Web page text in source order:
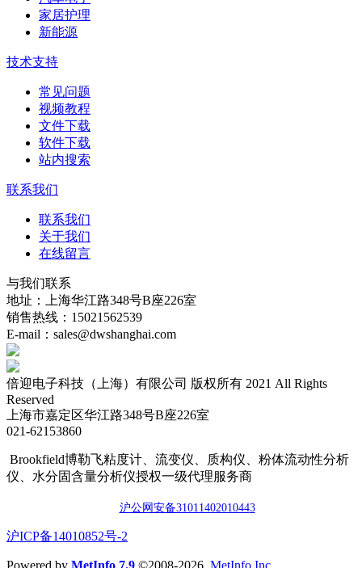
家居护理
新能源
技术支持
常见问题
视频教程
文件下载
软件下载
站内搜索
联系我们
联系我们
关于我们
在线留言
与我们联系
地址：上海华江路348号B座226室
销售热线：15021562539
E-mail：sales@dwshanghai.com
倍迎电子科技（上海）有限公司 版权所有 2021 All Rights
Reserved
上海市嘉定区华江路348号B座226室
021-62153860
Brookfield博勒飞粘度计、流变仪、质构仪、粉体流动性分析
仪、水分固含量分析仪授权一级代理服务商
沪公网安备31011402010443
​沪ICP备14010852号-2